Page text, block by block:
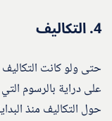
4. التكاليف
حتى ولو كانت
على دراية بالرسوم
حول التكاليف منذ